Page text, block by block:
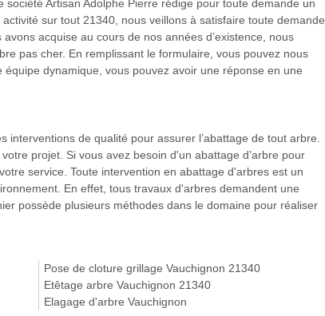
Artisan Adolphe Pierre rédige pour toute demande un
sur tout 21340, nous veillons à satisfaire toute demande
acquise au cours de nos années d’existence, nous
pas cher. En remplissant le formulaire, vous pouvez nous
dynamique, vous pouvez avoir une réponse en une
interventions de qualité pour assurer l’abattage de tout arbre.
projet. Si vous avez besoin d'un abattage d’arbre pour
service. Toute intervention en abattage d'arbres est un
En effet, tous travaux d'arbres demandent une
possède plusieurs méthodes dans le domaine pour réaliser
Pose de cloture grillage Vauchignon 21340
Etêtage arbre Vauchignon 21340
Elagage d'arbre Vauchignon